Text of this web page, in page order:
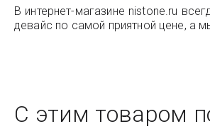
В интернет-магазине nistone.ru
девайс по самой приятной цене, а
С этим товаром